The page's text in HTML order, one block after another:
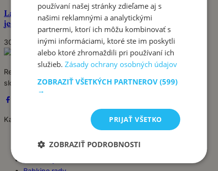
Lahodná domáca jahodová zmrzlina: Rýchly a
jednoduchý recept pre začiatočníkov
30. mája 2024
Recepty píše babka Stanka. Jednoduché, poctivé jedlá zo
slovenskej kuchyne, ktoré sa vždy podaria.
Kategórie
Hlavné jedlá
používaní našej stránky zdieľame aj s
našimi reklamnými a analytickými
partnermi, ktorí ich môžu kombinovať s
inými informáciami, ktoré ste im poskytli
alebo ktoré zhromaždili pri používaní ich
služieb.Zásady ochrany osobných údajov
ZOBRAZIŤ VŠETKÝCH PARTNEROV(599)
→
PRIJAŤ VŠETKO
ZOBRAZIŤ PODROBNOSTI